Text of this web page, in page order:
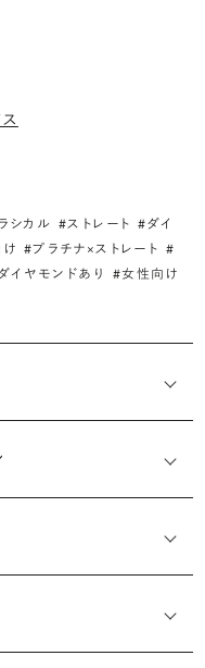
シカル #ストレート #ダイ
#プラチナ×ストレート #
イヤモンドあり
#女性向け
字まで刻印可能
ができます。注文前だ
初めて施す初回の刻印